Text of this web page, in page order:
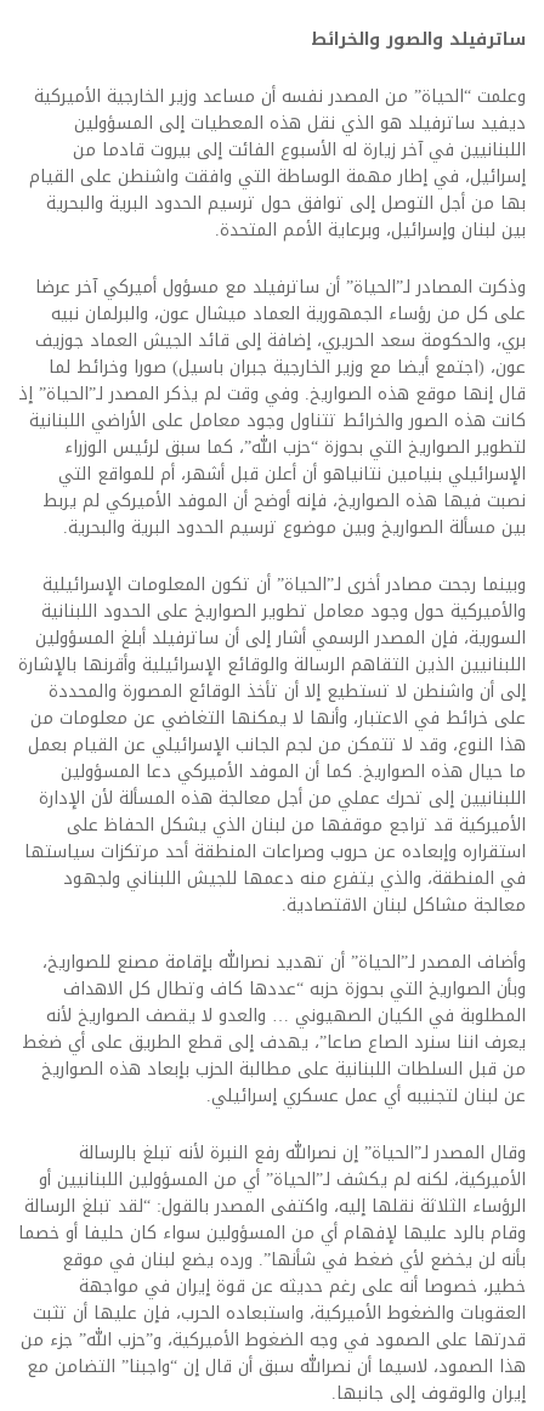
ساترفيلد والصور والخرائط
وعلمت “الحياة” من المصدر نفسه أن مساعد وزير الخارجية الأميركية
ديفيد ساترفيلد هو الذي نقل هذه المعطيات إلى المسؤولين
اللبنانيين في آخر زيارة له الأسبوع الفائت إلى بيروت قادما من
إسرائيل، في إطار مهمة الوساطة التي وافقت واشنطن على القيام
بها من أجل التوصل إلى توافق حول ترسيم الحدود البرية والبحرية
بين لبنان وإسرائيل، وبرعاية الأمم المتحدة.
وذكرت المصادر لـ”الحياة” أن ساترفيلد مع مسؤول أميركي آخر عرضا
على كل من رؤساء الجمهورية العماد ميشال عون، والبرلمان نبيه
بري، والحكومة سعد الحريري، إضافة إلى قائد الجيش العماد جوزيف
عون، (اجتمع أيضا مع وزير الخارجية جبران باسيل) صورا وخرائط لما
قال إنها موقع هذه الصواريخ. وفي وقت لم يذكر المصدر لـ”الحياة” إذ
كانت هذه الصور والخرائط تتناول وجود معامل على الأراضي اللبنانية
لتطوير الصواريخ التي بحوزة “حزب الله”، كما سبق لرئيس الوزراء
الإسرائيلي بنيامين نتانياهو أن أعلن قبل أشهر، أم للمواقع التي
نصبت فيها هذه الصواريخ، فإنه أوضح أن الموفد الأميركي لم يربط
بين مسألة الصواريخ وبين موضوع ترسيم الحدود البرية والبحرية.
وبينما رجحت مصادر أخرى لـ”الحياة” أن تكون المعلومات الإسرائيلية
والأميركية حول وجود معامل تطوير الصواريخ على الحدود اللبنانية
السورية، فإن المصدر الرسمي أشار إلى أن ساترفيلد أبلغ المسؤولين
اللبنانيين الذين التقاهم الرسالة والوقائع الإسرائيلية وأقرنها بالإشارة
إلى أن واشنطن لا تستطيع إلا أن تأخذ الوقائع المصورة والمحددة
على خرائط في الاعتبار، وأنها لا يمكنها التغاضي عن معلومات من
هذا النوع، وقد لا تتمكن من لجم الجانب الإسرائيلي عن القيام بعمل
ما حيال هذه الصواريخ. كما أن الموفد الأميركي دعا المسؤولين
اللبنانيين إلى تحرك عملي من أجل معالجة هذه المسألة لأن الإدارة
الأميركية قد تراجع موقفها من لبنان الذي يشكل الحفاظ على
استقراره وإبعاده عن حروب وصراعات المنطقة أحد مرتكزات سياستها
في المنطقة، والذي يتفرع منه دعمها للجيش اللبناني ولجهود
معالجة مشاكل لبنان الاقتصادية.
وأضاف المصدر لـ”الحياة” أن تهديد نصرالله بإقامة مصنع للصواريخ،
وبأن الصواريخ التي بحوزة حزبه “عددها كاف وتطال كل الاهداف
المطلوبة في الكيان الصهيوني … والعدو لا يقصف الصواريخ لأنه
يعرف اننا سنرد الصاع صاعا”، يهدف إلى قطع الطريق على أي ضغط
من قبل السلطات اللبنانية على مطالبة الحزب بإبعاد هذه الصواريخ
عن لبنان لتجنيبه أي عمل عسكري إسرائيلي.
وقال المصدر لـ”الحياة” إن نصرالله رفع النبرة لأنه تبلغ بالرسالة
الأميركية، لكنه لم يكشف لـ”الحياة” أي من المسؤولين اللبنانيين أو
الرؤساء الثلاثة نقلها إليه، واكتفى المصدر بالقول: “لقد تبلغ الرسالة
وقام بالرد عليها لإفهام أي من المسؤولين سواء كان حليفا أو خصما
بأنه لن يخضع لأي ضغط في شأنها”. ورده يضع لبنان في موقع
خطير، خصوصا أنه على رغم حديثه عن قوة إيران في مواجهة
العقوبات والضغوط الأميركية، واستبعاده الحرب، فإن عليها أن تثبت
قدرتها على الصمود في وجه الضغوط الأميركية، و”حزب الله” جزء من
هذا الصمود، لاسيما أن نصرالله سبق أن قال إن “واجبنا” التضامن مع
إيران والوقوف إلى جانبها.